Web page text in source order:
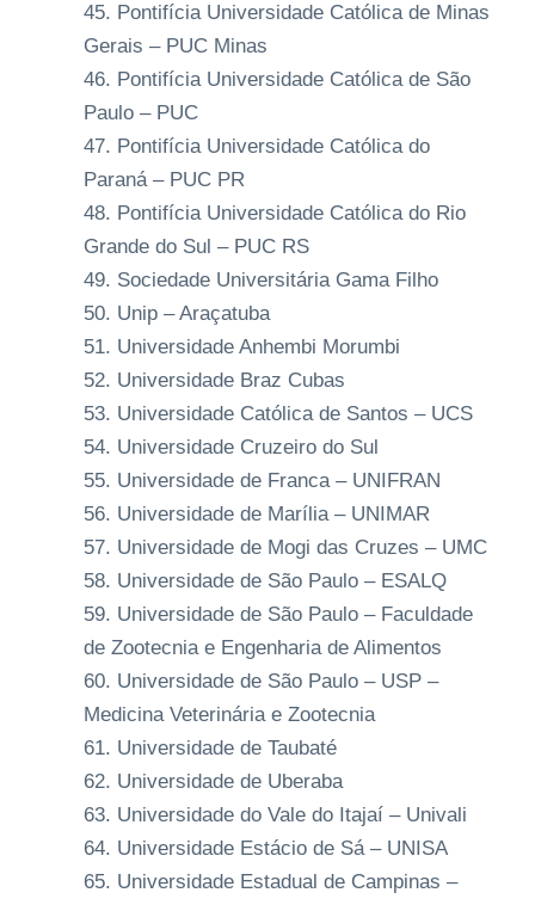
Pontifícia Universidade Católica de Minas
Gerais – PUC Minas
Pontifícia Universidade Católica de São
Paulo – PUC
Pontifícia Universidade Católica do
Paraná – PUC PR
Pontifícia Universidade Católica do Rio
Grande do Sul – PUC RS
Sociedade Universitária Gama Filho
Unip – Araçatuba
Universidade Anhembi Morumbi
Universidade Braz Cubas
Universidade Católica de Santos – UCS
Universidade Cruzeiro do Sul
Universidade de Franca – UNIFRAN
Universidade de Marília – UNIMAR
Universidade de Mogi das Cruzes – UMC
Universidade de São Paulo – ESALQ
Universidade de São Paulo – Faculdade
de Zootecnia e Engenharia de Alimentos
Universidade de São Paulo – USP –
Medicina Veterinária e Zootecnia
Universidade de Taubaté
Universidade de Uberaba
Universidade do Vale do Itajaí – Univali
Universidade Estácio de Sá – UNISA
Universidade Estadual de Campinas –